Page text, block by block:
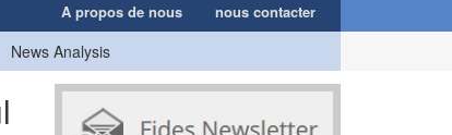
A propos de nous nous contacter
News Analysis